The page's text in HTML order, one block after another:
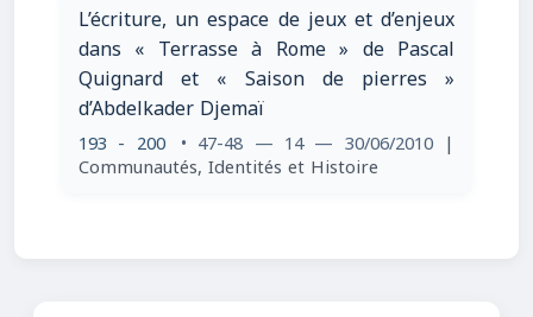
L’écriture, un espace de jeux et d’enjeux
dans « Terrasse à Rome » de Pascal
Quignard et « Saison de pierres »
d’Abdelkader Djemaï
193 - 200 • 47-48 — 14 — 30/06/2010 |
Communautés, Identités et Histoire